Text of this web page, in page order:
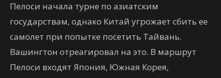
Пелоси начала турне по азиатским
государствам, однако Китай угрожает сбить ее
самолет при попытке посетить Тайвань.
Вашингтон отреагировал на это. В маршрут
Пелоси входят Япония, Южная Корея,